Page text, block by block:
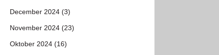
December 2024 (3)
November 2024 (23)
Oktober 2024 (16)